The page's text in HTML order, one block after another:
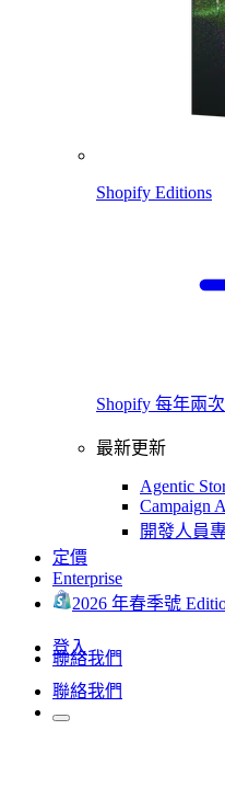
Shopify Editions
Shopify 每年兩
最新更新
Agentic
Campaign
開發人員
定價
Enterprise
2026 年春季號
登入
聯絡我們
聯絡我們